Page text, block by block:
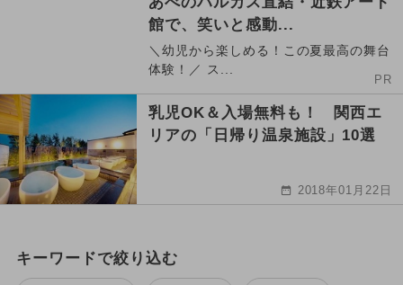
館で、笑いと感動...
＼幼児から楽しめる！この夏最高の舞台
体験！／ ス...
PR
乳児OK＆入場無料も！ 関西エ
リアの「日帰り温泉施設」10選
2018年01月22日
キーワードで絞り込む